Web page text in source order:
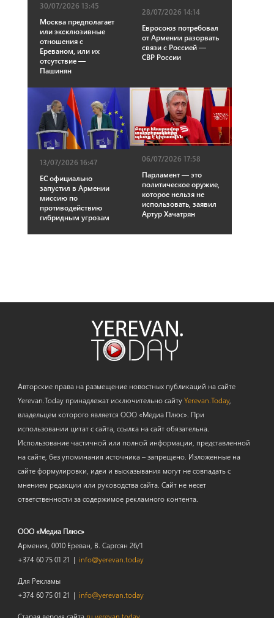
30/07/2026 13:45
Москва предполагает
или эксклюзивные
отношения с
Ереваном, или их
отсутствие —
Пашинян
28/07/2026 14:14
Евросоюз потребовал
от Армении разорвать
связи с Россией —
СВР России
13/07/2026 16:47
ЕС официально
запустил в Армении
миссию по
противодействию
гибридным угрозам
06/07/2026 17:58
Парламент — это
политическое оружие,
которое нельзя не
использовать, заявил
Артур Хачатрян
Авторские права на размещение новостных публикаций на сайте
Yerevan.Today принадлежат исключительно сайтуYerevan.Today,
владельцем которого является ООО «Медиа Плюс». При
использовании цитат с сайта, ссылка на сайт обязательна.
Использование частичной или полной информации, представленной
на сайте, без упоминания источника – запрещено. Изложенные на
сайте формулировки, идеи и высказывания могут не совпадать с
мнением редакции или руководства сайта. Сайт не несет
ответственности за содержимое рекламного контента.
ООО «Медиа Плюс»
Армения, 0010 Ереван, В. Саргсян 26/1
+374 60 75 01 21 | info@yerevan.today
Для Рекламы
+374 60 75 01 21 | info@yerevan.today